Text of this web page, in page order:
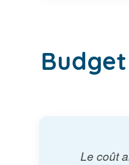
Le coût